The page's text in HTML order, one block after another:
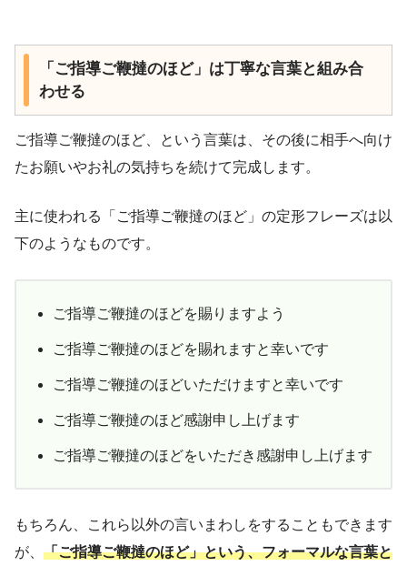
「ご指導ご鞭撻のほど」は丁寧な言葉と組み合
わせる
ご指導ご鞭撻のほど、という言葉は、その後に相手へ向け
たお願いやお礼の気持ちを続けて完成します。
主に使われる「ご指導ご鞭撻のほど」の定形フレーズは以
下のようなものです。
ご指導ご鞭撻のほどを賜りますよう
ご指導ご鞭撻のほどを賜れますと幸いです
ご指導ご鞭撻のほどいただけますと幸いです
ご指導ご鞭撻のほど感謝申し上げます
ご指導ご鞭撻のほどをいただき感謝申し上げます
もちろん、これら以外の言いまわしをすることもできます
が、 「ご指導ご鞭撻のほど」という、フォーマルな言葉と